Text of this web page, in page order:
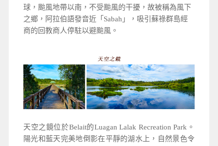
球，颱風地帶以南，不受颱風的干擾，故被稱為風下
之鄉，阿拉伯語發音近「Sabah」，吸引蘇祿群島經
商的回教商人停駐以避颱風。
天空之鏡位於Belait的Luagan Lalak Recreation Park。
陽光和藍天完美地倒影在平靜的湖水上，自然景色令